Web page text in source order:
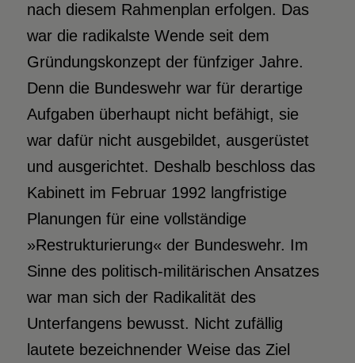
nach diesem Rahmenplan erfolgen. Das
war die radikalste Wende seit dem
Gründungskonzept der fünfziger Jahre.
Denn die Bundeswehr war für derartige
Aufgaben überhaupt nicht befähigt, sie
war dafür nicht ausgebildet, ausgerüstet
und ausgerichtet. Deshalb beschloss das
Kabinett im Februar 1992 langfristige
Planungen für eine vollständige
»Restrukturierung« der Bundeswehr. Im
Sinne des politisch-militärischen Ansatzes
war man sich der Radikalität des
Unterfangens bewusst. Nicht zufällig
lautete bezeichnender Weise das Ziel